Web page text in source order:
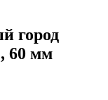
город
60 мм